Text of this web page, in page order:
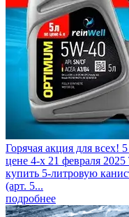
Горячая акция для всех!
цене 4-х 21 февраля 2025
купить 5-литровую
(арт. 5...
подробнее